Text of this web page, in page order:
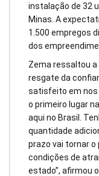
instalação de 32
Minas. A
1.500 empregos
dos
Zema ressaltou
resgate da
satisfeito em nos
o primeiro lugar
aqui no Brasil.
quantidade
prazo vai tornar
condições de
estado”, afirmou